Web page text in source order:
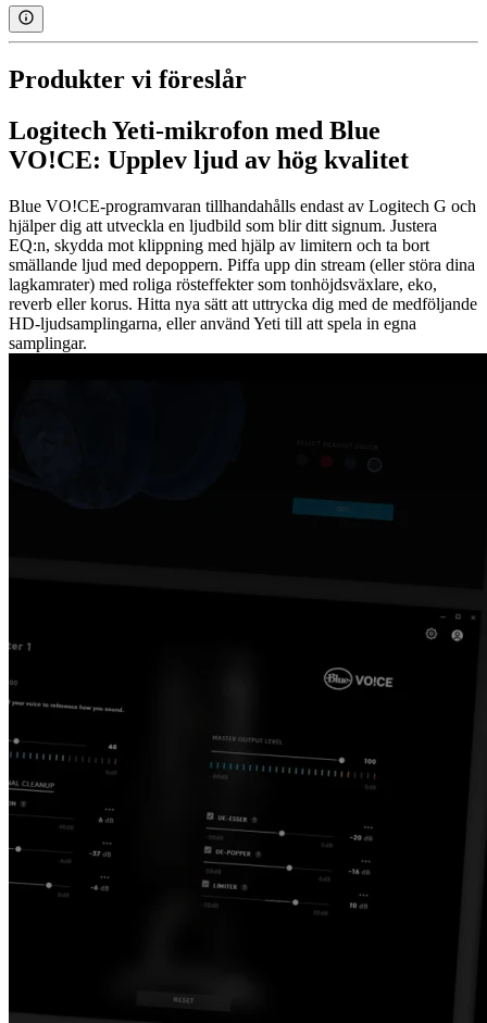
Produkter vi föreslår
Logitech Yeti-mikrofon med Blue
VO!CE: Upplev ljud av hög kvalitet
Blue VO!CE-programvaran tillhandahålls endast av Logitech G och
hjälper dig att utveckla en ljudbild som blir ditt signum. Justera
EQ:n, skydda mot klippning med hjälp av limitern och ta bort
smällande ljud med depoppern. Piffa upp din stream (eller störa dina
lagkamrater) med roliga rösteffekter som tonhöjdsväxlare, eko,
reverb eller korus. Hitta nya sätt att uttrycka dig med de medföljande
HD-ljudsamplingarna, eller använd Yeti till att spela in egna
samplingar.